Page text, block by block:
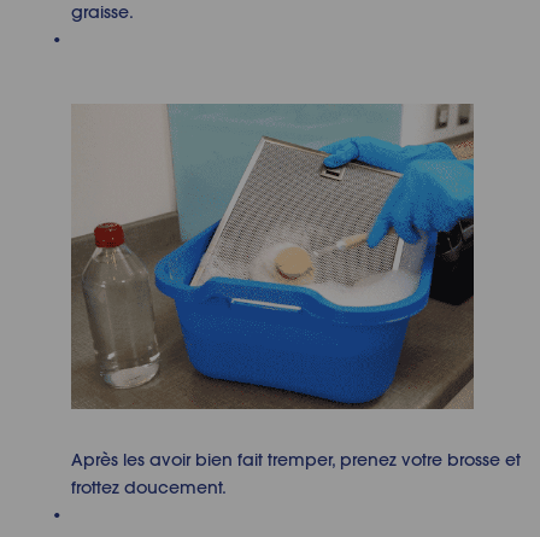
graisse.
Après les avoir bien fait tremper, prenez votre brosse et
frottez doucement.